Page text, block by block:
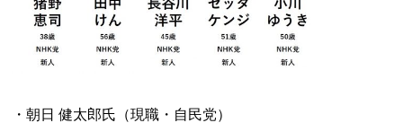
・朝日 健太郎氏（現職・自民党）